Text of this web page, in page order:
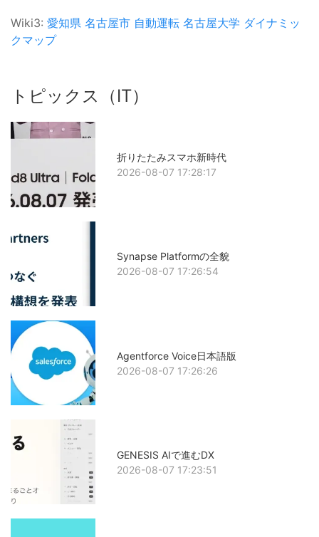
Wiki3: 愛知県 名古屋市 自動運転 名古屋大学 ダイナミッ
クマップ
トピックス（IT）
折りたたみスマホ新時代
2026-08-07 17:28:17
Synapse Platformの全貌
2026-08-07 17:26:54
Agentforce Voice日本語版
2026-08-07 17:26:26
GENESIS AIで進むDX
2026-08-07 17:23:51